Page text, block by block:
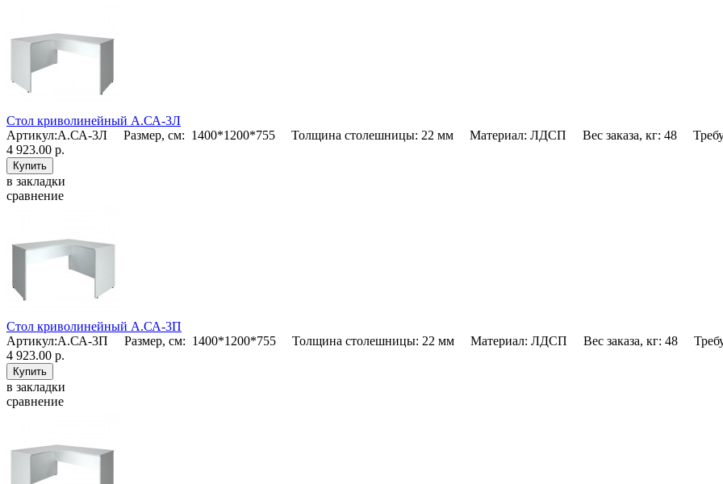
Стол криволинейный А.СА-3Л
Артикул:А.СА-3Л Размер, см: 1400*1200*755 Толщина столешницы: 22 мм Материал: ЛДСП Вес заказа, кг: 48
4 923.00 р.
в закладки
сравнение
Стол криволинейный А.СА-3П
Артикул:А.СА-3П Размер, см: 1400*1200*755 Толщина столешницы: 22 мм Материал: ЛДСП Вес заказа, кг: 48
4 923.00 р.
в закладки
сравнение